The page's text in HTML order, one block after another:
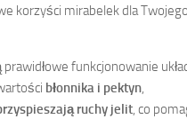
korzyści mirabelek dla
funkcjonowanie
błonnika i pektyn,
ruchy jelit, co